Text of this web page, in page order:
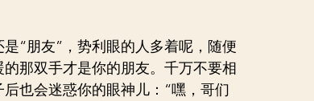
“朋友”，势利眼的人多着呢，随便
那双手才是你的朋友。千万不要相
也会迷惑你的眼神儿：“嘿，哥们